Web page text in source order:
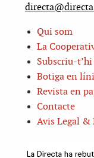
Qui som
La
Subscriu-t’hi
Botiga en
Revista en
Contacte
Avis Legal &